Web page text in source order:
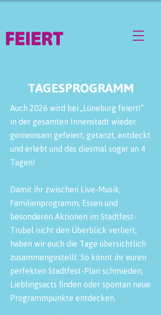
FEIERT
TAGESPROGRAMM
Auch 2026 wird bei „Lüneburg feiert!“
in der gesamten Innenstadt wieder
gemeinsam gefeiert, getanzt, entdeckt
und erlebt und das diesmal sogar an 4
Tagen!
Damit ihr zwischen Live-Musik,
Familienprogramm, Essen und
besonderen Aktionen im Stadtfest-
Trubel nicht den Überblick verliert,
haben wir euch die Tage übersichtlich
zusammengestellt. So könnt ihr euren
perfekten Stadtfest-Plan schmieden,
Lieblingsacts finden oder spontan neue
Programmpunkte entdecken.